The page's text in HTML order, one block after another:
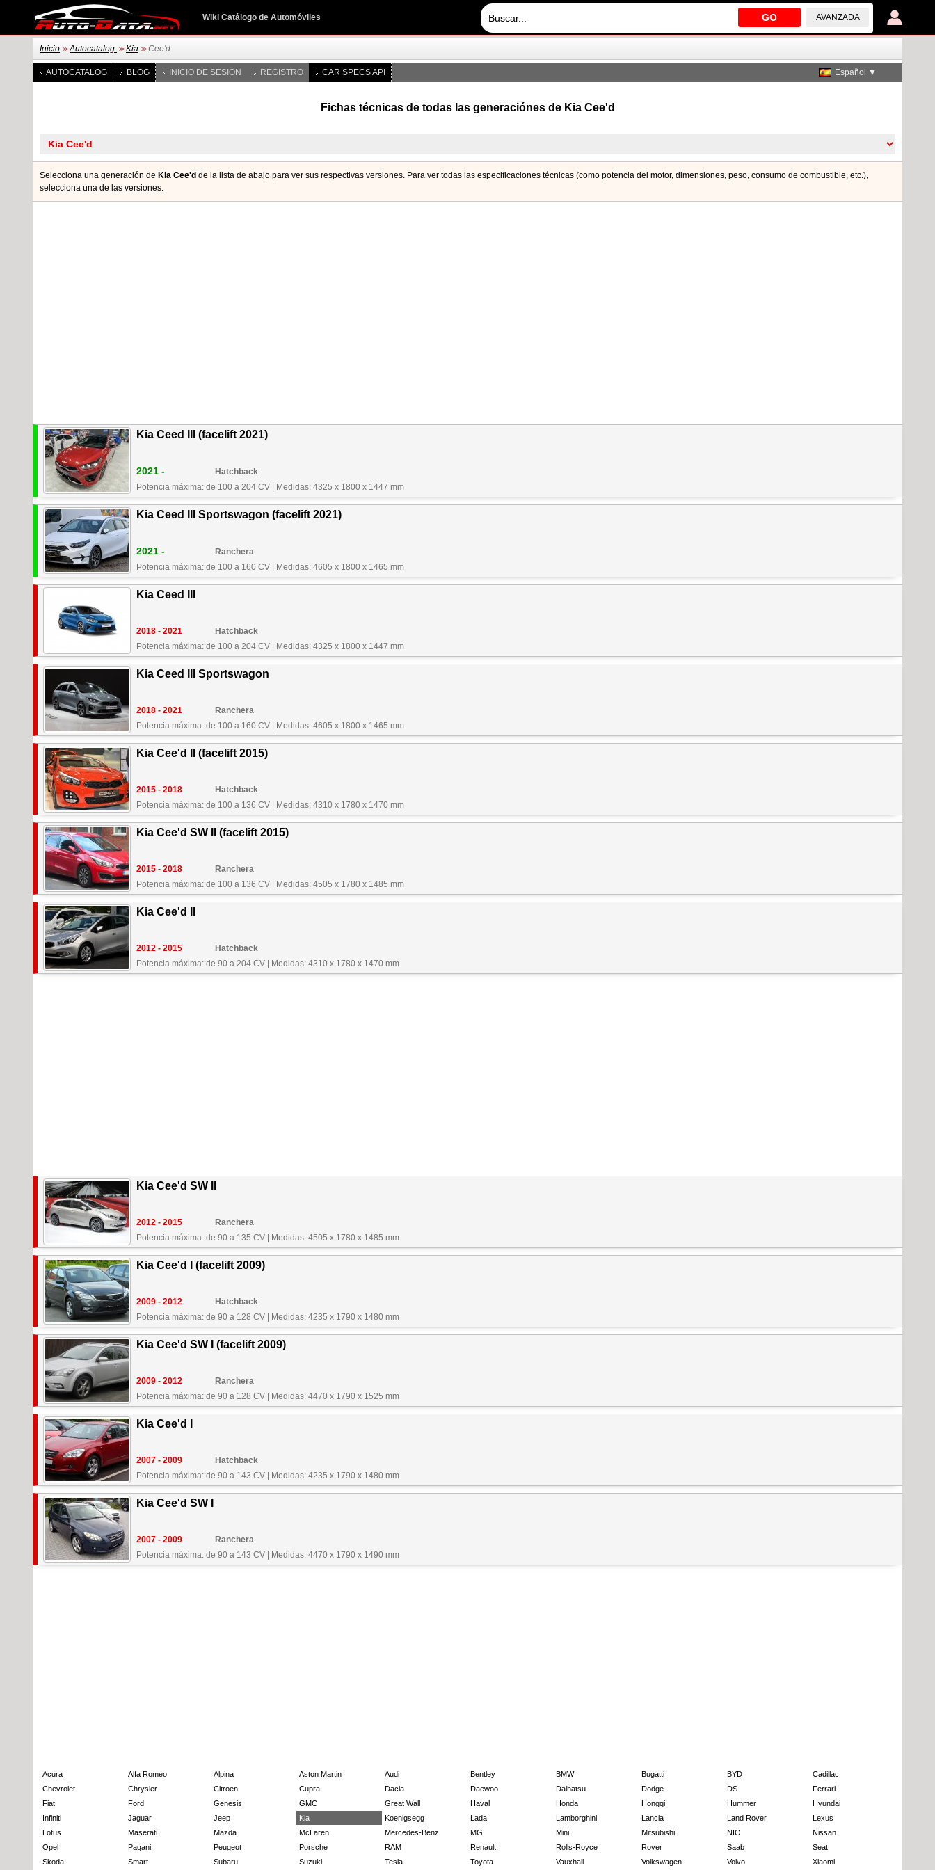
GO AVANZADA
Wiki Catálogo de Automóviles
Inicio >> Autocatalog >> Kia >> Cee'd
AUTOCATALOG BLOG INICIO DE SESIÓN REGISTRO CAR SPECS API Español ▼
Fichas técnicas de todas las generaciónes de Kia Cee'd
Selecciona una generación de Kia Cee'd de la lista de abajo para ver sus respectivas versiones. Para ver todas las especificaciones técnicas (como potencia del motor, dimensiones, peso, consumo de combustible, etc.),
seleccionа una de las versiones.
Kia Ceed III (facelift 2021)
2021 -
Hatchback
Potencia máxima: de 100 a 204 CV
Medidas: 4325 x 1800 x 1447 mm
Kia Ceed III Sportswagon (facelift 2021)
2021 -
Ranchera
Potencia máxima: de 100 a 160 CV
Medidas: 4605 x 1800 x 1465 mm
Kia Ceed III
2018 - 2021
Hatchback
Potencia máxima: de 100 a 204 CV
Medidas: 4325 x 1800 x 1447 mm
Kia Ceed III Sportswagon
2018 - 2021
Ranchera
Potencia máxima: de 100 a 160 CV
Medidas: 4605 x 1800 x 1465 mm
Kia Cee'd II (facelift 2015)
2015 - 2018
Hatchback
Potencia máxima: de 100 a 136 CV
Medidas: 4310 x 1780 x 1470 mm
Kia Cee'd SW II (facelift 2015)
2015 - 2018
Ranchera
Potencia máxima: de 100 a 136 CV
Medidas: 4505 x 1780 x 1485 mm
Kia Cee'd II
2012 - 2015
Hatchback
Potencia máxima: de 90 a 204 CV
Medidas: 4310 x 1780 x 1470 mm
Kia Cee'd SW II
2012 - 2015
Ranchera
Potencia máxima: de 90 a 135 CV
Medidas: 4505 x 1780 x 1485 mm
Kia Cee'd I (facelift 2009)
2009 - 2012
Hatchback
Potencia máxima: de 90 a 128 CV
Medidas: 4235 x 1790 x 1480 mm
Kia Cee'd SW I (facelift 2009)
2009 - 2012
Ranchera
Potencia máxima: de 90 a 128 CV
Medidas: 4470 x 1790 x 1525 mm
Kia Cee'd I
2007 - 2009
Hatchback
Potencia máxima: de 90 a 143 CV
Medidas: 4235 x 1790 x 1480 mm
Kia Cee'd SW I
2007 - 2009
Ranchera
Potencia máxima: de 90 a 143 CV
Medidas: 4470 x 1790 x 1490 mm
Acura Alfa Romeo Alpina Aston Martin Audi Bentley BMW Bugatti BYD
Cadillac
Chevrolet
Chrysler Citroen Cupra Dacia Daewoo Daihatsu Dodge DS
Ferrari
Fiat
Ford Genesis GMC Great Wall Haval Honda Hongqi Hummer
Hyundai
Infiniti
Jaguar Jeep Kia Koenigsegg Lada Lamborghini Lancia Land Rover
Lexus
Lotus
Maserati Mazda McLaren Mercedes-Benz MG Mini Mitsubishi NIO
Nissan
Opel
Pagani Peugeot Porsche RAM Renault Rolls-Royce Rover Saab
Seat
Skoda
Smart Subaru Suzuki Tesla Toyota Vauxhall Volkswagen Volvo Xiaomi